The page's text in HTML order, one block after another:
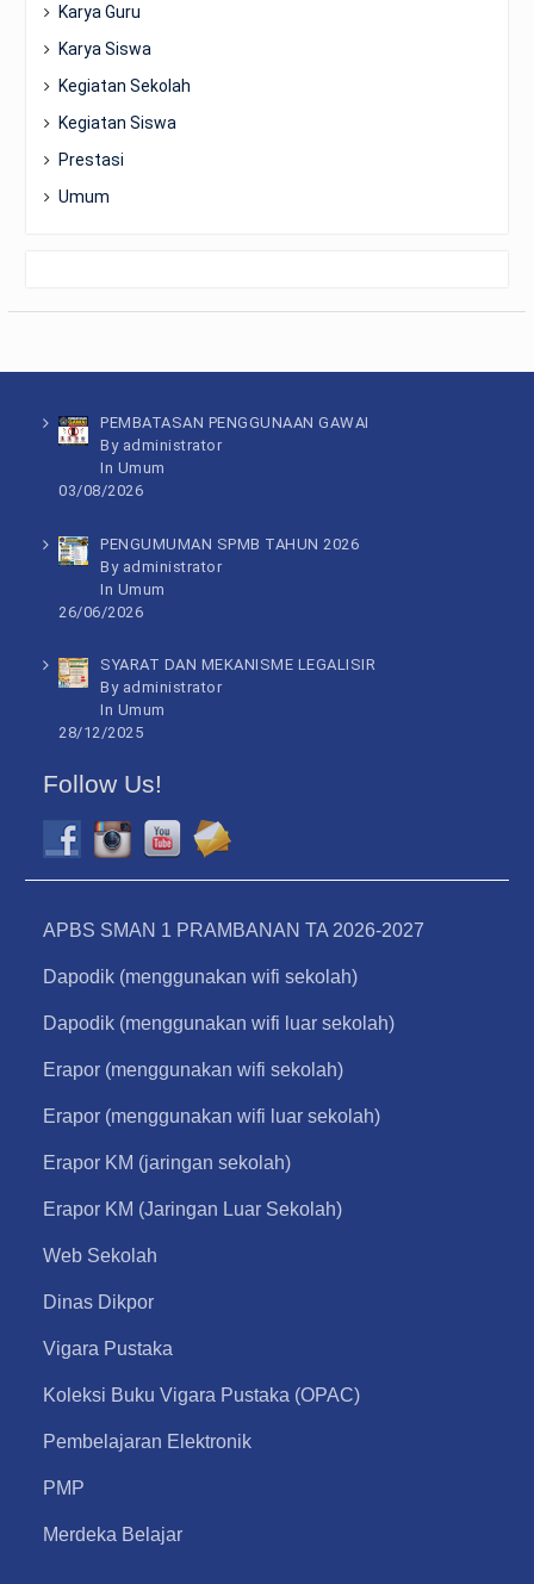
Karya Guru
Karya Siswa
Kegiatan Sekolah
Kegiatan Siswa
Prestasi
Umum
PEMBATASAN PENGGUNAAN GAWAI
By administrator
In Umum
03/08/2026
PENGUMUMAN SPMB TAHUN 2026
By administrator
In Umum
26/06/2026
SYARAT DAN MEKANISME LEGALISIR
By administrator
In Umum
28/12/2025
Follow Us!
APBS SMAN 1 PRAMBANAN TA 2026-2027
Dapodik (menggunakan wifi sekolah)
Dapodik (menggunakan wifi luar sekolah)
Erapor (menggunakan wifi sekolah)
Erapor (menggunakan wifi luar sekolah)
Erapor KM (jaringan sekolah)
Erapor KM (Jaringan Luar Sekolah)
Web Sekolah
Dinas Dikpor
Vigara Pustaka
Koleksi Buku Vigara Pustaka (OPAC)
Pembelajaran Elektronik
PMP
Merdeka Belajar